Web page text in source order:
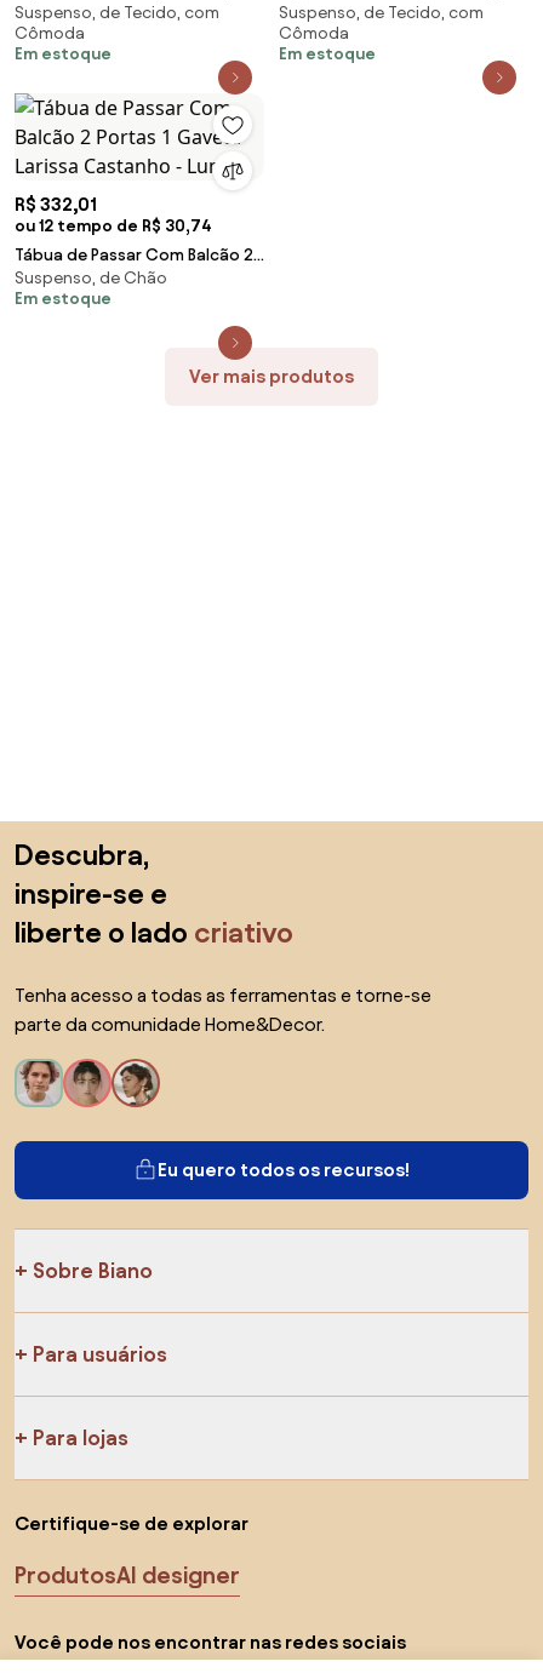
Americano Cloud Sintético
Rosa - Phoenix
Suspenso, de Tecido, com
Cômoda
Em estoque
Americano Cloud Sintético
Bege - Phoenix
Suspenso, de Tecido, com
Cômoda
Em estoque
R$ 332,01
ou 12 tempo de R$ 30,74
Tábua de Passar Com Balcão 2
Portas 1 Gaveta Larissa
Castanho - Lumil
Suspenso, de Chão
Em estoque
Ver mais produtos
Descubra,
inspire-se e
liberte o lado criativo
Tenha acesso a todas as ferramentas e torne-se
parte da comunidade Home&Decor.
Eu quero todos os recursos!
Sobre Biano
Para usuários
Para lojas
Certifique-se de explorar
ProdutosAI designer
Você pode nos encontrar nas redes sociais